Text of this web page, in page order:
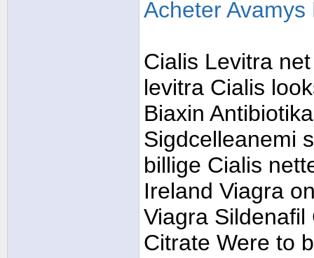
Acheter Avamys
Cialis Levitra
levitra Cialis
Biaxin
Sigdcelleanemi
billige Cialis
Ireland Viagra
Viagra Sildenafil
Citrate Were to